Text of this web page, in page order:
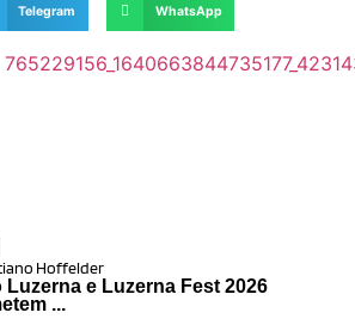
Telegram WhatsApp
Hoffelder
Luzerna e Luzerna Fest 2026
...